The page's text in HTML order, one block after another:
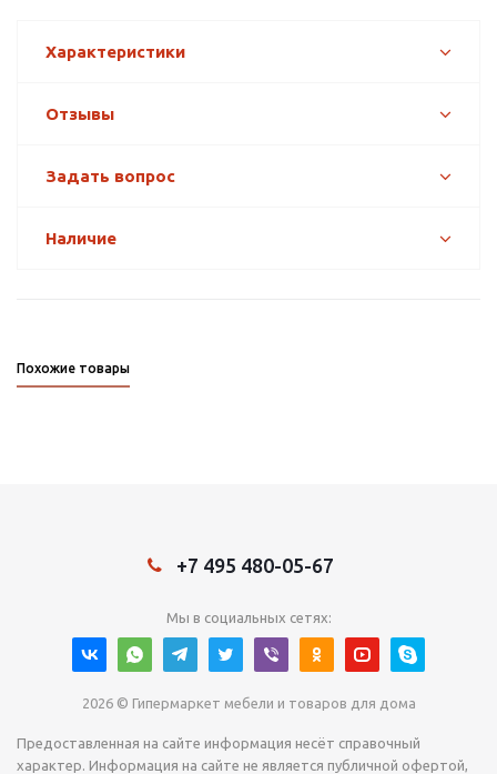
Характеристики
Отзывы
Задать вопрос
Наличие
Похожие товары
+7 495 480-05-67
Мы в социальных сетях:
2026 © Гипермаркет мебели и товаров для дома
Предоставленная на сайте информация несёт справочный
характер. Информация на сайте не является публичной офертой,